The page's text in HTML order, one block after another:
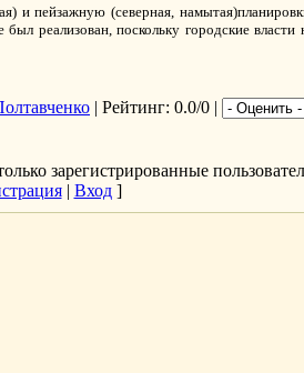
и пейзажную (северная,
реализован, поскольку городские власти
| Рейтинг: 0.0/0 |
зарегистрированные
| Вход]